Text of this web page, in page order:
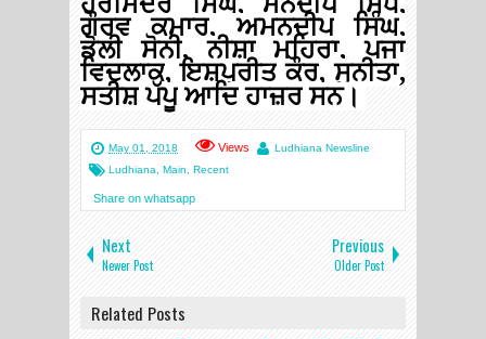
ਗੌਰਵ
ਕੁਮਾਰ,ਅਮਨਦੀਪ ਸਿੰਘ,
ਡੋਲੀ
ਸੋਨੀ,ਨੀਸ਼ਾ ਮਹਿਰਾ,ਪੂਜਾ
ਵਿਦਲਾਕ,ਇਸ਼ਪ੍ਰੀਤ ਕੌਰ,ਸੁਨੀਤਾ,
ਸਤੀਸ਼ ਪੱਪੂ ਆਦਿ ਹਾਜ਼ਰ ਸਨ।
May 01, 2018 Views
Ludhiana Newsline
Ludhiana, Main, Recent
Share on whatsapp
Next
Newer Post
Previous
Older Post
Related Posts